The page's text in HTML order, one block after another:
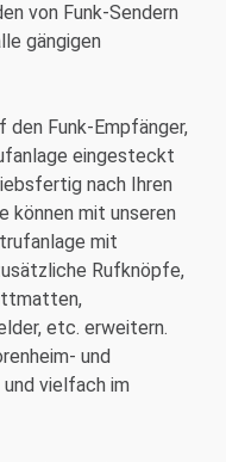
von Funk-Sendern
gängigen
den Funk-Empfänger,
eingesteckt
nach Ihren
können mit unseren
mit
Rufknöpfe,
etc. erweitern.
und
vielfach im